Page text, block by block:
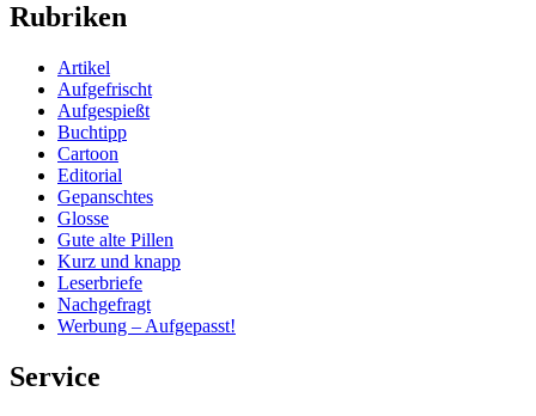
Rubriken
Artikel
Aufgefrischt
Aufgespießt
Buchtipp
Cartoon
Editorial
Gepanschtes
Glosse
Gute alte Pillen
Kurz und knapp
Leserbriefe
Nachgefragt
Werbung – Aufgepasst!
Service